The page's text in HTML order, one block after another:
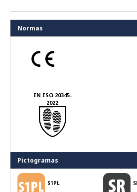
Normas
EN ISO 20345-
2022
Pictogramas
S1PL